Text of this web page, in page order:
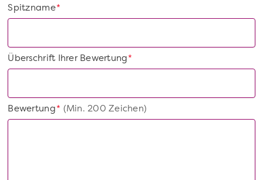
*
Spitzname
*
Überschrift Ihrer Bewertung
*
Bewertung(Min. 200 Zeichen)